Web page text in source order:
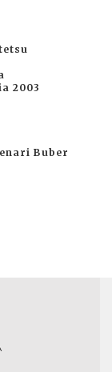
2003
Buber